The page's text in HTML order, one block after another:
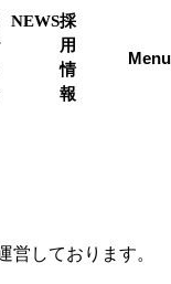
NEWS採
用
情
報
Menu
営しております。